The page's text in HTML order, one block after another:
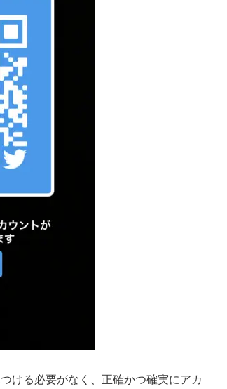
ける必要がなく、正確かつ確実にアカ